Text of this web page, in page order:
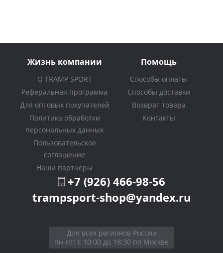
Жизнь компании
О TRAMP SPORT
Реферальная программа
Для оптовых покупателей
Политика обработки
персональных данных
Пользовательское
соглашение
Наши партнеры
Помощь
Способы оплаты
Способы доставки
Возврат товара
Контакты
+7 (926) 466-98-56
trampsport-shop@yandex.ru
Для всех регионов России
пн-пт: с 10:00 до 18:30 по Москве